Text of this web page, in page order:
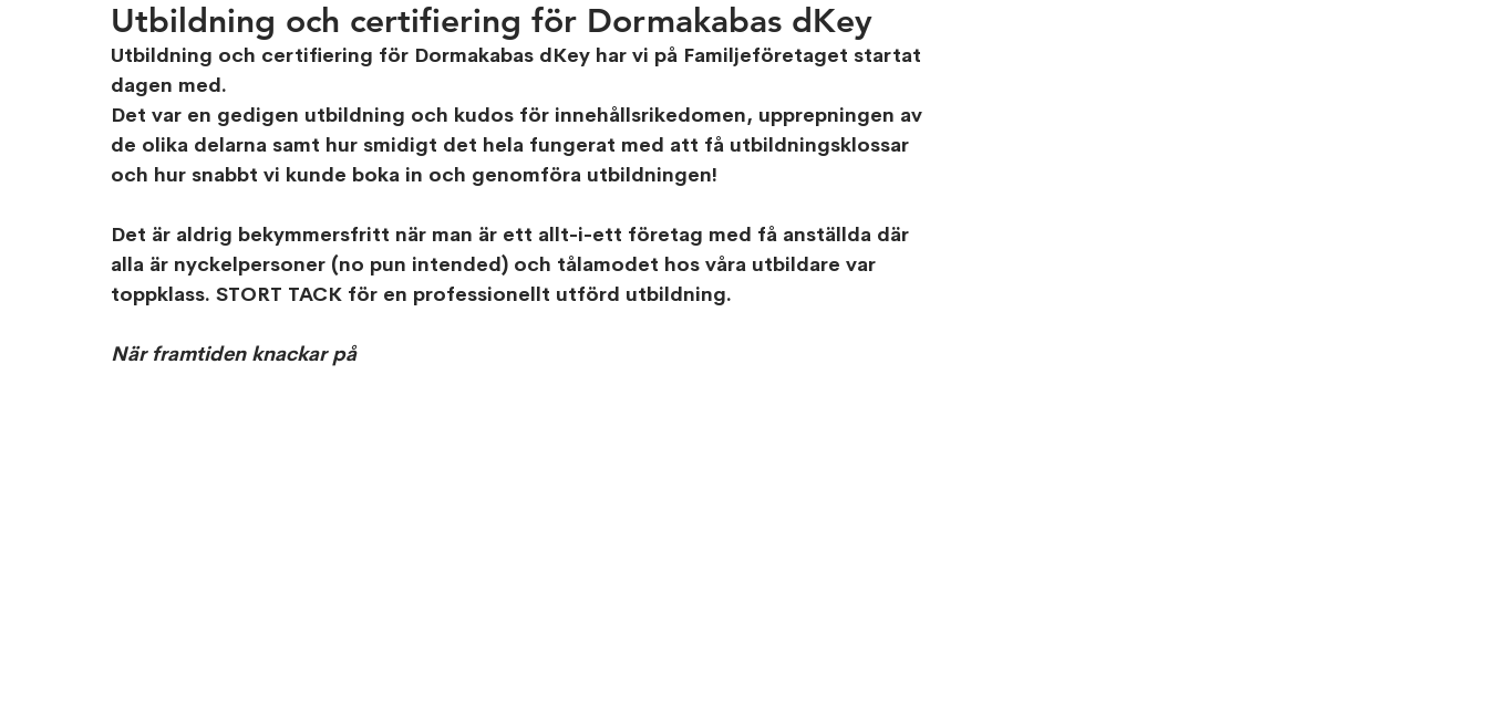
Utbildning och certifiering för Dormakabas dKey
Utbildning och certifiering för Dormakabas dKey har vi på Familjeföretaget startat
dagen med.
Det var en gedigen utbildning och kudos för innehållsrikedomen, upprepningen av
de olika delarna samt hur smidigt det hela fungerat med att få utbildningsklossar
och hur snabbt vi kunde boka in och genomföra utbildningen!
Det är aldrig bekymmersfritt när man är ett allt-i-ett företag med få anställda där
alla är nyckelpersoner (no pun intended) och tålamodet hos våra utbildare var
toppklass. STORT TACK för en professionellt utförd utbildning.
När framtiden knackar på